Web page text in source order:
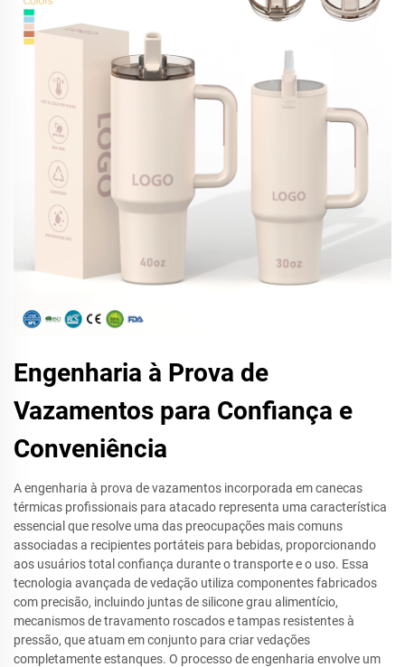
Engenharia à Prova de
Vazamentos para Confiança e
Conveniência
A engenharia à prova de vazamentos incorporada em canecas
térmicas profissionais para atacado representa uma característica
essencial que resolve uma das preocupações mais comuns
associadas a recipientes portáteis para bebidas, proporcionando
aos usuários total confiança durante o transporte e o uso. Essa
tecnologia avançada de vedação utiliza componentes fabricados
com precisão, incluindo juntas de silicone grau alimentício,
mecanismos de travamento roscados e tampas resistentes à
pressão, que atuam em conjunto para criar vedações
completamente estanques. O processo de engenharia envolve um